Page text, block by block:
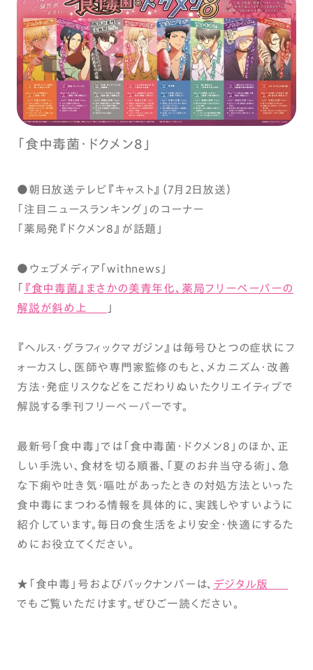
「食中毒菌・ドクメン8」
●朝日放送テレビ『キャスト』（7月2日放送）
「注目ニュースランキング」のコーナー
「薬局発『ドクメン8』が話題」
●ウェブメディア「withnews」
『食中毒菌』まさかの美青年化、薬局フリーペーパーの
解説が斜め上
」
『ヘルス・グラフィックマガジン』は毎号ひとつの症状にフ
ォーカスし、医師や専門家監修のもと、メカニズム・改善
方法・発症リスクなどをこだわりぬいたクリエイティブで
解説する季刊フリーペーパーです。
最新号「食中毒」では「食中毒菌・ドクメン8」のほか、正
しい手洗い、食材を切る順番、「夏のお弁当守る術」、急
な下痢や吐き気・嘔吐があったときの対処方法といった
食中毒にまつわる情報を具体的に、実践しやすいように
紹介しています。毎日の食生活をより安全・快適にするた
めにお役立てください。
★「食中毒」号およびバックナンバーは、 デジタル版
でもご覧いただけます。ぜひご一読ください。